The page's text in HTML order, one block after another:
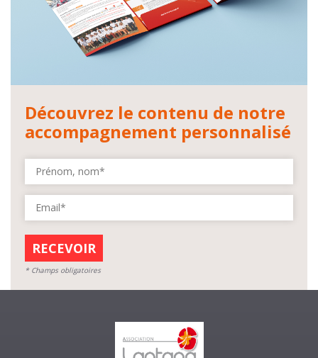
Découvrez le contenu de notre
accompagnement personnalisé
* Champs obligatoires